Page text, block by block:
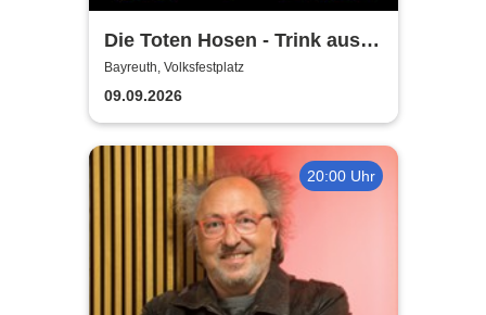
Die Toten Hosen - Trink aus!
Wir müssen gehen - Tour
2026
Bayreuth, Volksfestplatz
09.09.2026
20:00 Uhr